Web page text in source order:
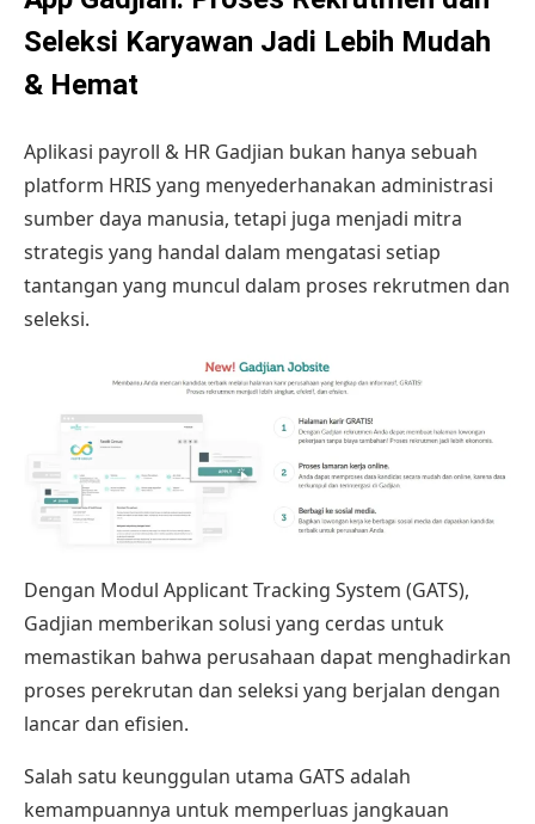
Seleksi Karyawan Jadi Lebih Mudah
& Hemat
Aplikasi payroll & HR Gadjian bukan hanya sebuah
platform HRIS yang menyederhanakan administrasi
sumber daya manusia, tetapi juga menjadi mitra
strategis yang handal dalam mengatasi setiap
tantangan yang muncul dalam proses rekrutmen dan
seleksi.
Dengan Modul Applicant Tracking System (GATS),
Gadjian memberikan solusi yang cerdas untuk
memastikan bahwa perusahaan dapat menghadirkan
proses perekrutan dan seleksi yang berjalan dengan
lancar dan efisien.
Salah satu keunggulan utama GATS adalah
kemampuannya untuk memperluas jangkauan